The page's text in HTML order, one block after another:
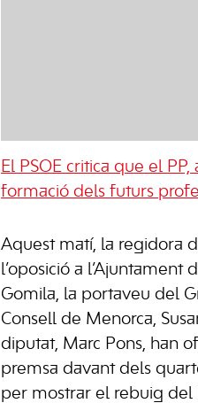
El PSOE critica que el
formació dels futurs
Aquest matí, la regidora
l’oposició a l’Ajuntament
Gomila, la portaveu del
Consell de Menorca,
diputat, Marc Pons, han
premsa davant dels
per mostrar el rebuig del